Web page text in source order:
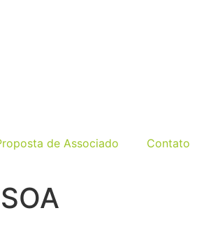
de Associado Contato